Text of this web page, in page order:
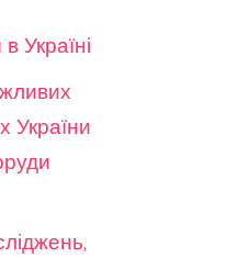
Україні
України